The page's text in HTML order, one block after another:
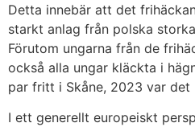
Detta innebär att det
starkt anlag från polska
Förutom ungarna från de
också alla ungar kläckta i
par fritt i Skåne, 2023 var det
I ett generellt europeiskt